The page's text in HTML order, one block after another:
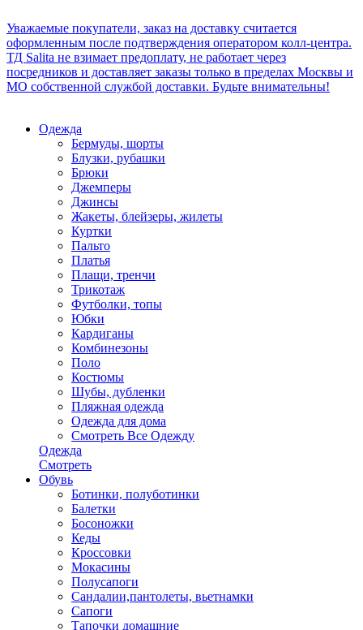
Уважаемые покупатели, заказ на доставку считается
оформленным после подтверждения оператором колл-центра.
ТД Salita не взимает предоплату, не работает через
посредников и доставляет заказы только в пределах Москвы и
МО собственной службой доставки. Будьте внимательны!
Одежда
Бермуды, шорты
Блузки, рубашки
Брюки
Джемперы
Джинсы
Жакеты, блейзеры, жилеты
Куртки
Пальто
Платья
Плащи, тренчи
Трикотаж
Футболки, топы
Юбки
Кардиганы
Комбинезоны
Поло
Костюмы
Шубы, дубленки
Пляжная одежда
Одежда для дома
Смотреть Все Одежду
Одежда
Смотреть
Обувь
Ботинки, полуботинки
Балетки
Босоножки
Кеды
Кроссовки
Мокасины
Полусапоги
Сандалии,пантолеты, вьетнамки
Сапоги
Тапочки домашние